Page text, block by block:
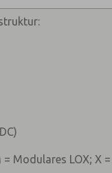
Modulares LOX; X